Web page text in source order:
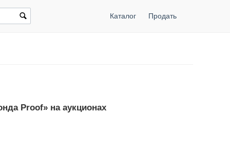
Каталог Продать
Proof» на аукционах